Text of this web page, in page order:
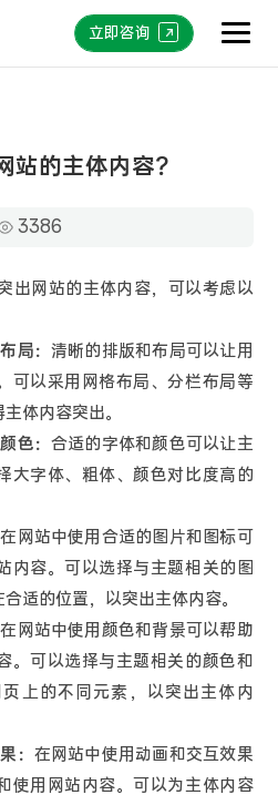
立即咨询
站的主体内容？
3386
出网站的主体内容，可以考虑以
局： 清晰的排版和布局可以让用
可以采用网格布局、分栏布局等
体内容突出。
色： 合适的字体和颜色可以让主
大字体、粗体、颜色对比度高的
在网站中使用合适的图片和图标可
内容。可以选择与主题相关的图
适的位置，以突出主体内容。
在网站中使用颜色和背景可以帮助
。可以选择与主题相关的颜色和
上的不同元素，以突出主体内
： 在网站中使用动画和交互效果
使用网站内容。可以为主体内容